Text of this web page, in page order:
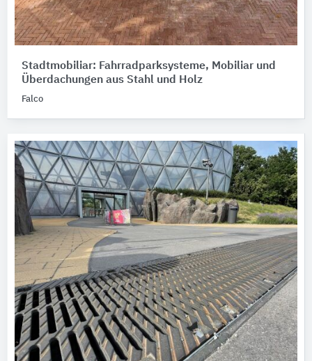
Stadtmobiliar: Fahrradparksysteme, Mobiliar und
Überdachungen aus Stahl und Holz
Falco